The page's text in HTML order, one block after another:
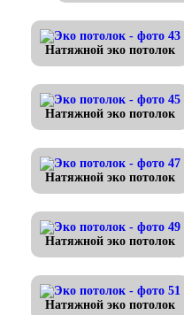
Натяжной эко потолок
Натяжной эко потолок
Натяжной эко потолок
Натяжной эко потолок
Натяжной эко потолок